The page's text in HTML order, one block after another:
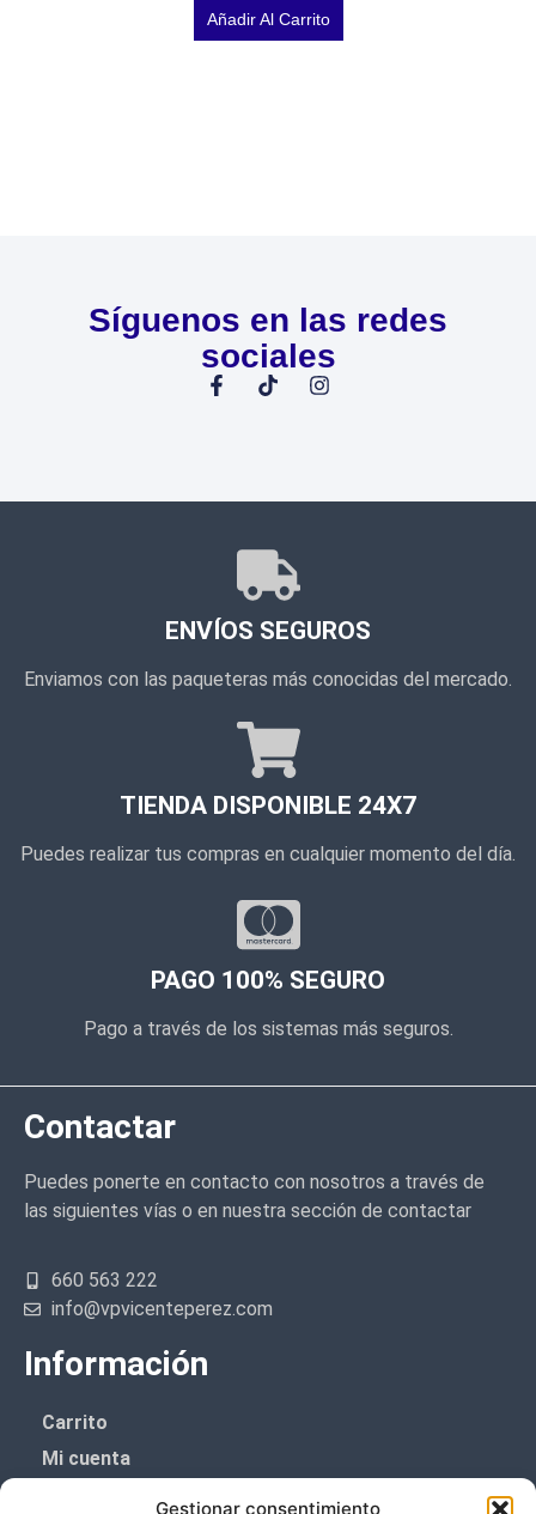
Gestionar consentimiento
Añadir Al Carrito
Síguenos en las redes
sociales
ENVÍOS SEGUROS
Enviamos con las paqueteras más conocidas del mercado.
TIENDA DISPONIBLE 24X7
Puedes realizar tus compras en cualquier momento del día.
PAGO 100% SEGURO
Pago a través de los sistemas más seguros.
Contactar
Puedes ponerte en contacto con nosotros a través de
las siguientes vías o en nuestra sección de contactar
660 563 222
info@vpvicenteperez.com
Información
Carrito
Mi cuenta